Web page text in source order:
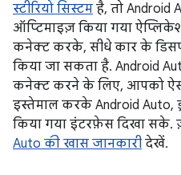
स्टीरियो सिस्टम है, तो Android
ऑप्टिमाइज़ किया गया
कनेक्ट करके, सीधे कार के
किया जा सकता है. Android
कनेक्ट करने के लिए, आपको ऐसी
इस्तेमाल करके Android Auto,
किया गया इंटरफ़ेस दिखा सके.
Auto की खास जानकारी देखें.